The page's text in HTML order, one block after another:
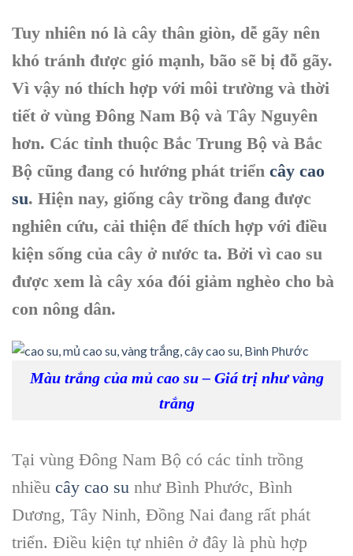
Tuy nhiên nó là cây thân giòn, dễ gãy nên
khó tránh được gió mạnh, bão sẽ bị đỗ gãy.
Vì vậy nó thích hợp với môi trường và thời
tiết ở vùng Đông Nam Bộ và Tây Nguyên
hơn. Các tỉnh thuộc Bắc Trung Bộ và Bắc
Bộ cũng đang có hướng phát triển cây cao
su. Hiện nay, giống cây trồng đang được
nghiên cứu, cải thiện để thích hợp với điều
kiện sống của cây ở nước ta. Bởi vì cao su
được xem là cây xóa đói giảm nghèo cho bà
con nông dân.
Màu trắng của mủ cao su – Giá trị như vàng
trắng
Tại vùng Đông Nam Bộ có các tỉnh trồng
nhiều cây cao su như Bình Phước, Bình
Dương, Tây Ninh, Đồng Nai đang rất phát
triển. Điều kiện tự nhiên ở đây là phù hợp